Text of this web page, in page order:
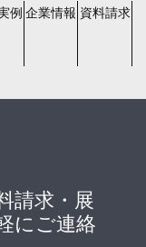
例 企業情報 資料請求
請求・展
にご連絡